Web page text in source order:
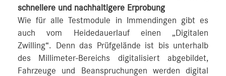
schnellere und nachhaltigere Erprobung
Wie für alle Testmodule in Immendingen gibt es
auch vom Heidedauerlauf einen „Digitalen
Zwilling“. Denn das Prüfgelände ist bis unterhalb
des Millimeter-Bereichs digitalisiert abgebildet,
Fahrzeuge und Beanspruchungen werden digital